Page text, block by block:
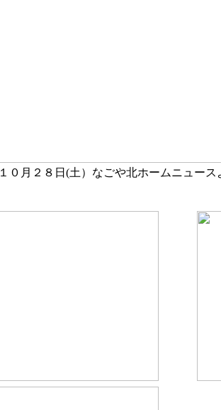
０月２８日(土）なごや北ホームニュース